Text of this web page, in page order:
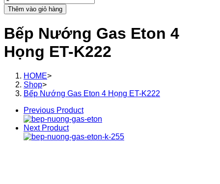
Thêm vào giỏ hàng
Bếp Nướng Gas Eton 4
Họng ET-K222
HOME>
Shop>
Bếp Nướng Gas Eton 4 Họng ET-K222
Previous Product
Next Product